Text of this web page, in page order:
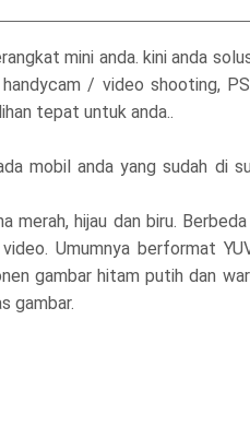
mini anda. kini anda
/ video shooting,
tepat untuk anda..
mobil anda yang sudah di
hijau dan biru.
Umumnya berformat
gambar hitam putih dan
gambar.